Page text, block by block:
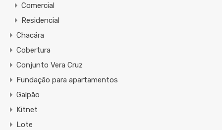
Comercial
Residencial
Chacára
Cobertura
Conjunto Vera Cruz
Fundação para apartamentos
Galpão
Kitnet
Lote